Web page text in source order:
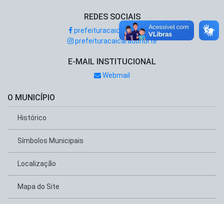
REDES SOCIAIS
prefeituracaicaradonorte
prefeituracaicaradonorte
E-MAIL INSTITUCIONAL
Webmail
O MUNICÍPIO
Histórico
Símbolos Municipais
Localização
Mapa do Site